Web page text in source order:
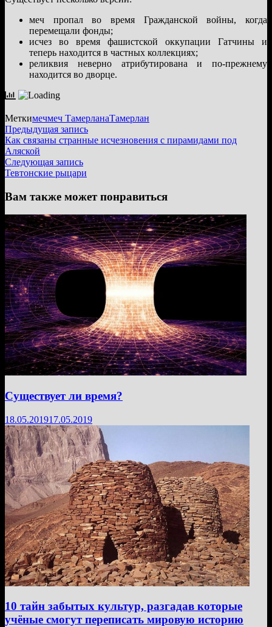
меч пропал во время Гражданской войны, когда
перемещали фонды;
исчез во время фашистской оккупации Гатчины и
теперь находится в частных коллекциях;
реликвия неверно атрибутирована и по-прежнему
находится во дворце.
Меткимечмеч ТамерланаТамерлан
Навигация
по
записям
Предыдущая записьПредыдущая
запись:
Как связаны странные исчезновения с пирамидами под
Аляской
Следующая записьСледующая
запись:
Тевтонские рыцари
Вам также может понравиться
Существует ли время?
18.05.201917.05.2019
10 тайн забытых культур, разгадав которые
учёные смогут переписать мировую историю